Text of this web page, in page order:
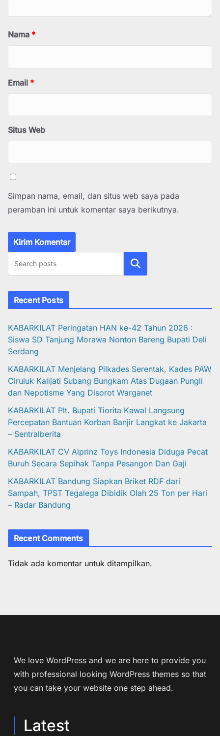
Nama *
Email *
Situs Web
Simpan nama, email, dan situs web saya pada
peramban ini untuk komentar saya berikutnya.
Cari
Recent Posts
KABARKILAT Peringatan HAN ke-42 Tahun 2026 :
Siswa SD Tanjung Morawa Nonton Bareng Bupati Deli
Serdang
KABARKILAT Menjelang Pilkades Serentak, Kades PAW
Ciruluk Kalijati Subang Bungkam Atas Dugaan Pungli
dan Nepotisme Yang Disorot Warganet
KABARKILAT Plt. Bupati Tiorita Kawal Langsung
Percepatan Bantuan Korban Banjir Langkat ke Jakarta
– Sentralberita
KABARKILAT CV Alprinz Toys Indonesia Diduga Pecat
Buruh Secara Sepihak Tanpa Pesangon Dan Gaji
KABARKILAT Bandung Siapkan Briket RDF dari
Sampah, TPST Tegalega Dibidik Olah 25 Ton per Hari
– Radar Bandung
Recent Comments
Tidak ada komentar untuk ditampilkan.
We love WordPress and we are here to provide you
with professional looking WordPress themes so that
you can take your website one step ahead.
Latest